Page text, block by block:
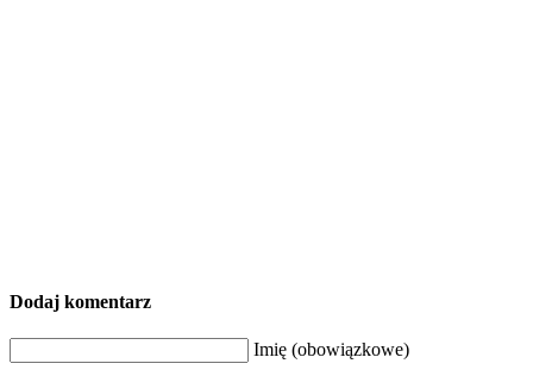
Dodaj komentarz
Imię (obowiązkowe)